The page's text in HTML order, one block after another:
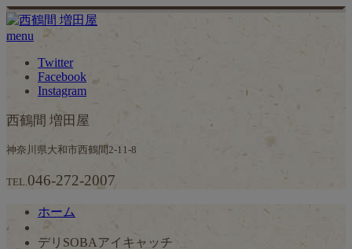
menu
Twitter
Facebook
Instagram
西鶴間 増田屋
神奈川県大和市西鶴間2-11-8
TEL.046-272-2007
ホーム
デリSOBAアイキャッチ